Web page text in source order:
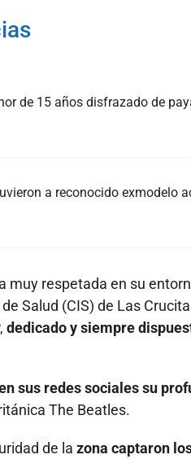
de 15 años disfrazado de
a reconocido exmodelo
muy respetada en su
Salud (CIS) de Las
dedicado y siempre
sus redes sociales su
The Beatles.
de la zona captaron